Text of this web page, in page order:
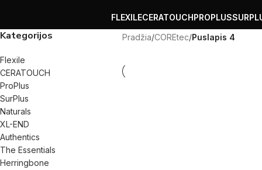
FLEXILECERATOUCHPROPLUS
Kategorijos
Flexile
CERATOUCH
ProPlus
SurPlus
Naturals
XL-END
Authentics
The Essentials
Herringbone
Pradžia/COREtec/Puslapis 4